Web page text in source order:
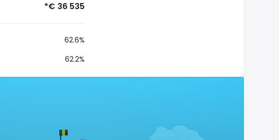
*€ 36 535
62.6%
62.2%